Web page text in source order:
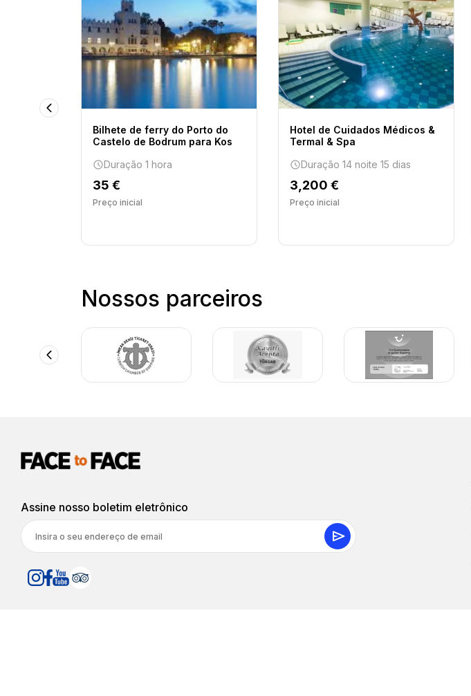
Bilhete de ferry do Porto do
Castelo de Bodrum para Kos
Duração 1 hora
35 €
Preço inicial
Hotel de Cuidados Médicos &
Termal & Spa
Duração 14 noite 15 dias
3,200 €
Preço inicial
Nossos parceiros
Assine nosso boletim eletrônico